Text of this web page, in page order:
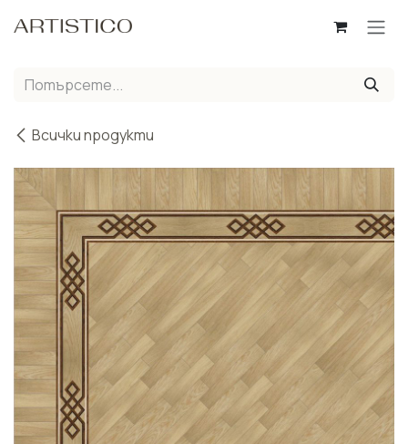
Всички продукти